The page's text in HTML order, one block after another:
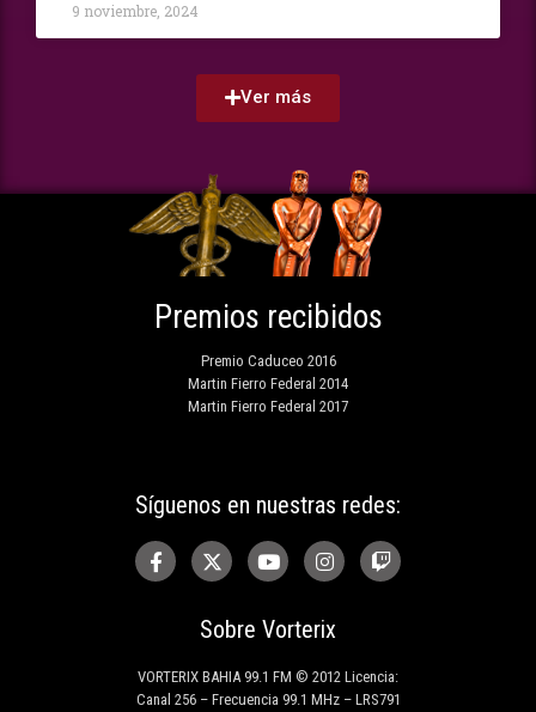
9 noviembre, 2024
Ver más
Sobre Vorterix
VORTERIX BAHIA 99.1 FM © 2012 Licencia:
Canal 256 – Frecuencia 99.1 MHz – LRS791
Síguenos en nuestras redes:
Premios recibidos
Premio Caduceo 2016
Martin Fierro Federal 2014
Martin Fierro Federal 2017